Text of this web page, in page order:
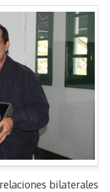
bilaterales